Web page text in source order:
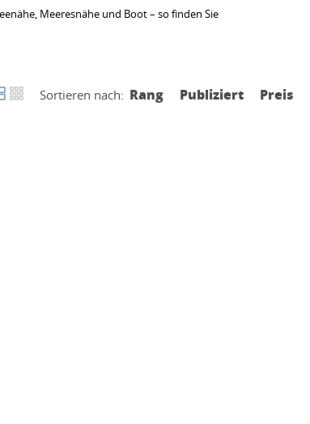
Meeresnähe und Boot – so finden Sie
Sortieren nach: Rang Publiziert Preis